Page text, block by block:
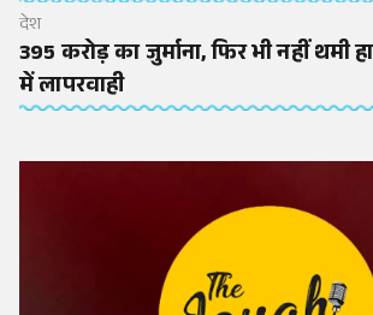
देश
395 करोड़ का जुर्माना, फिर भी नहीं थमी
में लापरवाही